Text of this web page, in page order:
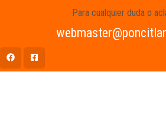
Para cualquier duda o